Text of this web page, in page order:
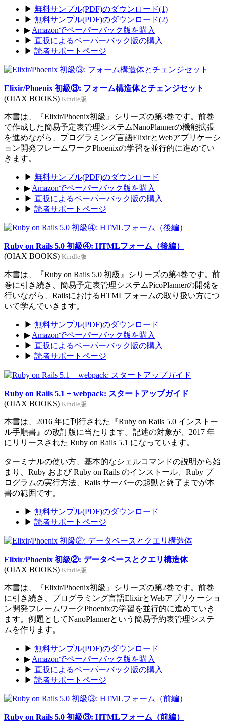
▶ 無料サンプル(PDF)のダウンロード(1)
▶ 無料サンプル(PDF)のダウンロード(2)
▶ Amazonでペーパーバック版を購入
▶ 直販によるペーパーバック版の購入
▶ 読者サポートページ
Elixir/Phoenix 初級③: フォーム構造体とチェンジセット
(OIAX BOOKS) Kindle版
本書は、『Elixir/Phoenix初級』シリーズの第3巻です。前巻
で作成した簡易予定表管理システムNanoPlannerの機能拡張
を進めながら、プログラミング言語ElixirとWebアプリケーシ
ョン開発フレームワークPhoenixの学習を並行的に進めてい
きます。
▶ 無料サンプル(PDF)のダウンロード
▶ Amazonでペーパーバック版を購入
▶ 直販によるペーパーバック版の購入
▶ 読者サポートページ
Ruby on Rails 5.0 初級④: HTMLフォーム（後編）
(OIAX BOOKS) Kindle版
本書は、『Ruby on Rails 5.0 初級』シリーズの第4巻です。前
巻に引き続き、簡易予定表管理システムPicoPlannerの開発を
行いながら、RailsにおけるHTMLフォームの取り扱い方につ
いて学んでいきます。
▶ 無料サンプル(PDF)のダウンロード
▶ Amazonでペーパーバック版を購入
▶ 直販によるペーパーバック版の購入
▶ 読者サポートページ
Ruby on Rails 5.1 + webpack: スタートアップガイド
(OIAX BOOKS) Kindle版
本書は、2016 年に刊行された『Ruby on Rails 5.0 インストー
ル手順書』の改訂版に当たります。記述の対象が、2017 年
にリリースされた Ruby on Rails 5.1 になっています。
ターミナルの使い方、基本的なシェルコマンドの説明から始
まり、Ruby および Ruby on Rails のインストール、Ruby プ
ログラムの実行方法、Rails サーバーの起動と終了までが本
書の範囲です。
▶ 無料サンプル(PDF)のダウンロード
▶ 読者サポートページ
Elixir/Phoenix 初級②: データベースとクエリ構造体
(OIAX BOOKS) Kindle版
本書は、『Elixir/Phoenix初級』シリーズの第2巻です。前巻
に引き続き、プログラミング言語ElixirとWebアプリケーショ
ン開発フレームワークPhoenixの学習を並行的に進めていき
ます。例題としてNanoPlannerという簡易予約表管理システ
ムを作ります。
▶ 無料サンプル(PDF)のダウンロード
▶ Amazonでペーパーバック版を購入
▶ 直販によるペーパーバック版の購入
▶ 読者サポートページ
Ruby on Rails 5.0 初級③: HTMLフォーム（前編）